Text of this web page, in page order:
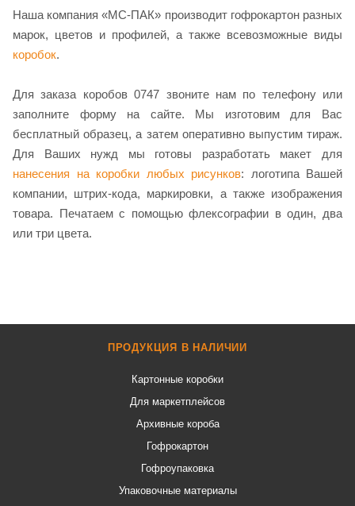
Наша компания «МС-ПАК» производит гофрокартон разных
марок, цветов и профилей, а также всевозможные виды
коробок.
Для заказа коробов 0747 звоните нам по телефону или
заполните форму на сайте. Мы изготовим для Вас
бесплатный образец, а затем оперативно выпустим тираж.
Для Ваших нужд мы готовы разработать макет для
нанесения на коробки любых рисунков: логотипа Вашей
компании, штрих-кода, маркировки, а также изображения
товара. Печатаем с помощью флексографии в один, два
или три цвета.
ПРОДУКЦИЯ В НАЛИЧИИ
Картонные коробки
Для маркетплейсов
Архивные короба
Гофрокартон
Гофроупаковка
Упаковочные материалы